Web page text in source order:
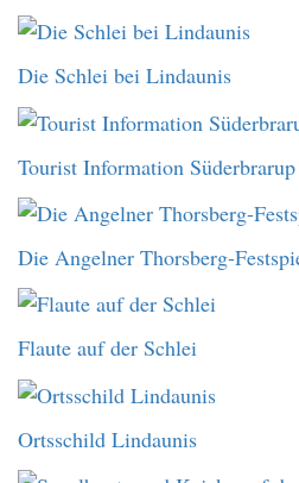
Die Schlei bei Lindaunis
Tourist Information Süderbrarup
Die Angelner Thorsberg-
Flaute auf der Schlei
Ortsschild Lindaunis